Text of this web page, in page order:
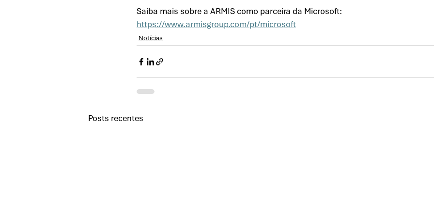
Saiba mais sobre a ARMIS como parceira da Microsoft:
https://www.armisgroup.com/pt/microsoft
Notícias
Posts recentes